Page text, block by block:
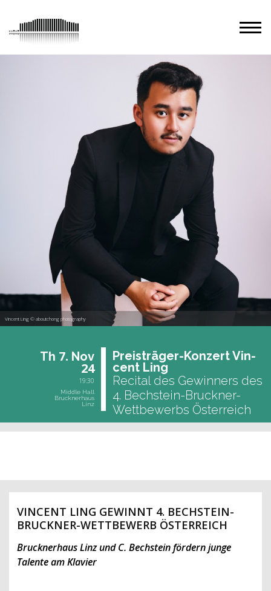
Vincent Ling © aboutchong photography
Th 7. Nov
24
19:30
Middle Hall
Brucknerhaus
Linz
Preis­trä­ger-Kon­zert Vin­
cent Ling
Recital des Gewinners des
4. Bechstein-Bruckner-
Wettbewerbs Österreich
VINCENT LING GEWINNT 4. BECHSTEIN-
BRUCKNER-WETTBEWERB ÖSTERREICH
Brucknerhaus Linz und C. Bechstein fördern junge
Talente am Klavier